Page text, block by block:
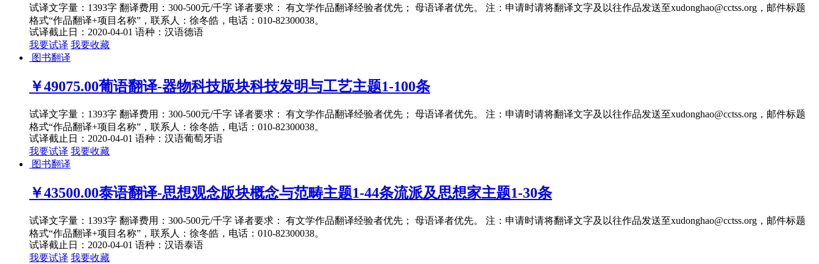
试译文字量：1393字 翻译费用：300-500元/千字 译者要求： 有文学作品翻译经验者优先； 母语译者优先。 注：申请时请将翻译文字及以往作品发送至xudonghao@cctss.org，邮件标题
格式“作品翻译+项目名称”，联系人：徐冬皓，电话：010-82300038。
试译截止日：2020-04-01 语种：汉语德语
我要试译 我要收藏
图书翻译
￥49075.00葡语翻译-器物科技版块科技发明与工艺主题1-100条
试译文字量：1393字 翻译费用：300-500元/千字 译者要求： 有文学作品翻译经验者优先； 母语译者优先。 注：申请时请将翻译文字及以往作品发送至xudonghao@cctss.org，邮件标题
格式“作品翻译+项目名称”，联系人：徐冬皓，电话：010-82300038。
试译截止日：2020-04-01 语种：汉语葡萄牙语
我要试译 我要收藏
图书翻译
￥43500.00泰语翻译-思想观念版块概念与范畴主题1-44条流派及思想家主题1-30条
试译文字量：1393字 翻译费用：300-500元/千字 译者要求： 有文学作品翻译经验者优先； 母语译者优先。 注：申请时请将翻译文字及以往作品发送至xudonghao@cctss.org，邮件标题
格式“作品翻译+项目名称”，联系人：徐冬皓，电话：010-82300038。
试译截止日：2020-04-01 语种：汉语泰语
我要试译 我要收藏